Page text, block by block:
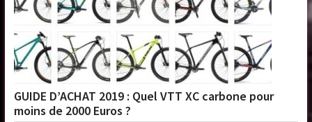
GUIDE D’ACHAT 2019 : Quel VTT XC carbone pour
moins de 2000 Euros ?